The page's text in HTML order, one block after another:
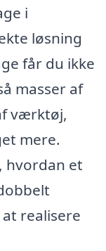
i
løsning
får du ikke
masser af
værktøj,
mere.
hvordan et
realisere